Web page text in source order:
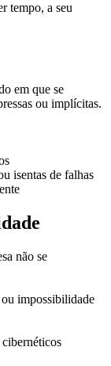
tempo, a seu
em que se
ou implícitas.
isentas de falhas
não se
impossibilidade